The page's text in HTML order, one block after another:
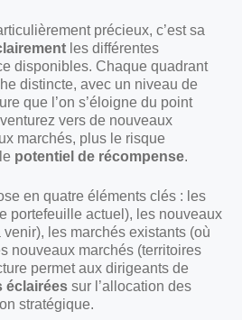
précieux, c’est sa
les différentes
disponibles. Chaque quadrant
distincte, avec un niveau de
que l’on s’éloigne du point
vers de nouveaux
marchés, plus le risque
potentiel de récompense.
en quatre éléments clés : les
portefeuille actuel), les nouveaux
les marchés existants (où
nouveaux marchés (territoires
permet aux dirigeants de
éclairées sur l’allocation des
stratégique.